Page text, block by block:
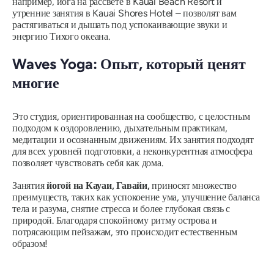
утренние занятия в Kauai Shores Hotel – позволят вам
растягиваться и дышать под успокаивающие звуки и
энергию Тихого океана.
Waves Yoga: Опыт, который ценят
многие
Это студия, ориентированная на сообщество, с целостным
подходом к оздоровлению, дыхательным практикам,
медитации и осознанным движениям. Их занятия подходят
для всех уровней подготовки, а неконкурентная атмосфера
позволяет чувствовать себя как дома.
Занятияйогой на Кауаи, Гавайи,приносят множество
преимуществ, таких как успокоение ума, улучшение баланса
тела и разума, снятие стресса и более глубокая связь с
природой. Благодаря спокойному ритму острова и
потрясающим пейзажам, это происходит естественным
образом!